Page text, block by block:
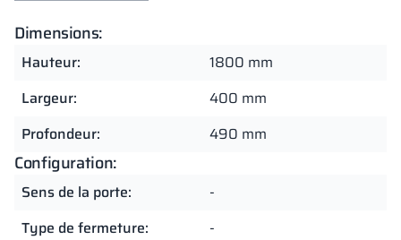
Dimensions:
Hauteur:
1800 mm
Largeur:
400 mm
Profondeur:
490 mm
Configuration:
Sens de la porte:
-
Type de fermeture:
-